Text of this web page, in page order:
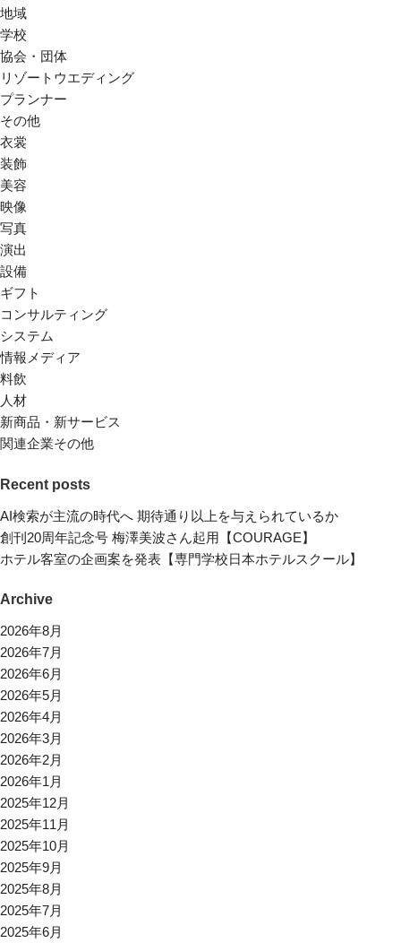
地域
学校
協会・団体
リゾートウエディング
プランナー
その他
衣裳
装飾
美容
映像
写真
演出
設備
ギフト
コンサルティング
システム
情報メディア
料飲
人材
新商品・新サービス
関連企業その他
Recent posts
AI検索が主流の時代へ 期待通り以上を与えられているか
創刊20周年記念号 梅澤美波さん起用【COURAGE】
ホテル客室の企画案を発表【専門学校日本ホテルスクール】
Archive
2026年8月
2026年7月
2026年6月
2026年5月
2026年4月
2026年3月
2026年2月
2026年1月
2025年12月
2025年11月
2025年10月
2025年9月
2025年8月
2025年7月
2025年6月